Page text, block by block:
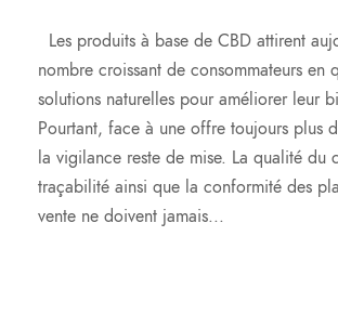
Les produits à base de CBD attirent
nombre croissant de consommateurs en
solutions naturelles pour améliorer leur
Pourtant, face à une offre toujours plus
la vigilance reste de mise. La qualité du
traçabilité ainsi que la conformité des
vente ne doivent jamais...